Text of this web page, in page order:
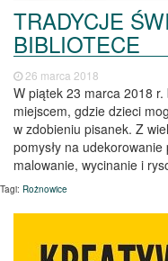
TRADYCJE
BIBLIOTECE
26 marca 2018
W piątek 23 marca 2018 r.
miejscem, gdzie dzieci
w zdobieniu pisanek. Z
pomysły na
malowanie, wycinanie i
Tagi: Rożnowice